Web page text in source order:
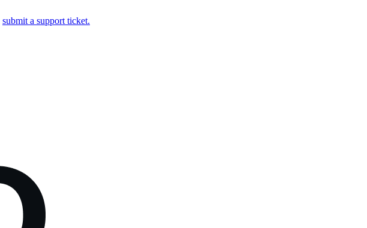
submit a support ticket.